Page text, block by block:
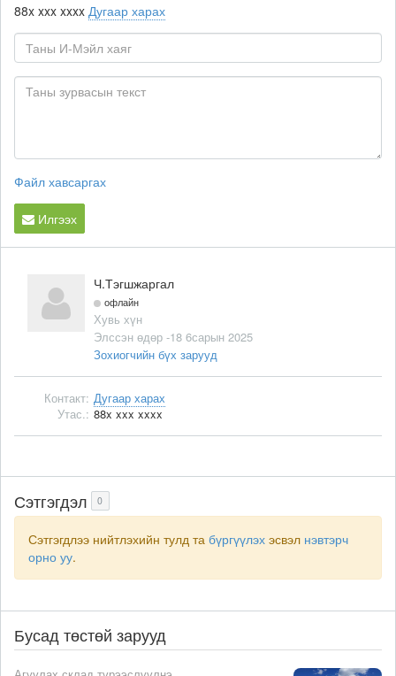
88x xxx xxxx Дугаар харах
Файл хавсаргах
Илгээх
Ч.Тэгшжаргал
офлайн
Хувь хүн
Элссэн өдөр -18 6сарын 2025
Зохиогчийн бүх зарууд
Контакт: Дугаар харах
Утас.: 88x xxx xxxx
Сэтгэгдэл 0
Сэтгэгдлээ нийтлэхийн тулд та бүргүүлэх эсвэл нэвтэрч
орно уу.
Бусад төстөй зарууд